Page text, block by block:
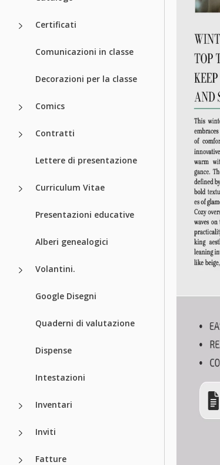
Certificati
Comunicazioni in classe
Decorazioni per la classe
Comics
Contratti
Lettere di presentazione
Curriculum Vitae
Presentazioni educative
Alberi genealogici
Volantini.
Google Disegni
Quaderni di valutazione
Dispense
Intestazioni
Inventari
Inviti
Fatture